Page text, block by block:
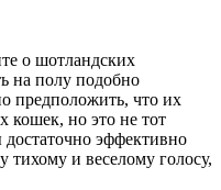
о шотландских
на полу подобно
предположить, что их
но это не тот
эффективно
тихому и веселому голосу,